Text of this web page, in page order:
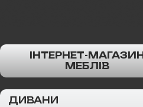
ІНТЕРНЕТ-МАГАЗИН
МЕБЛІВ
ДИВАНИ